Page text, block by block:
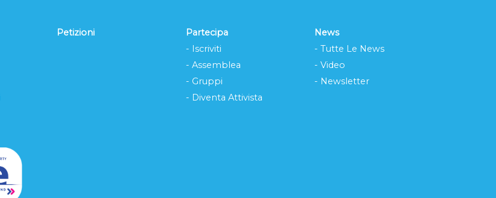
Petizioni
Partecipa
- Iscriviti
- Assemblea
- Gruppi
- Diventa Attivista
News
- Tutte Le News
- Video
- Newsletter